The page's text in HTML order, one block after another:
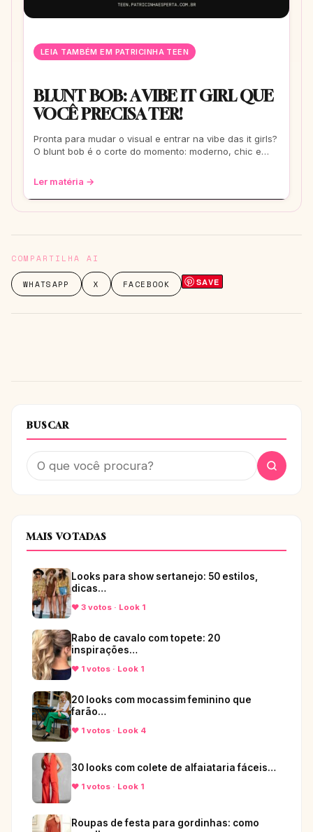
LEIA TAMBÉM EM PATRICINHA TEEN
BLUNT BOB: A VIBE IT GIRL QUE
VOCÊ PRECISA TER!
Pronta para mudar o visual e entrar na vibe das it girls?
O blunt bob é o corte do momento: moderno, chic e
Ler matéria →
COMPARTILHA AI
WHATSAPP X FACEBOOK SAVE
BUSCAR
MAIS VOTADAS
Looks para show sertanejo: 50 estilos,
dicas…
♥ 3 votos · Look 1
Rabo de cavalo com topete: 20
inspirações…
♥ 1 votos · Look 1
20 looks com mocassim feminino que
farão…
♥ 1 votos · Look 4
30 looks com colete de alfaiataria fáceis…
♥ 1 votos · Look 1
Roupas de festa para gordinhas: como